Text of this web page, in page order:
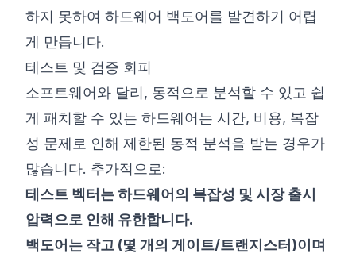
하지 못하여 하드웨어 백도어를 발견하기 어렵
게 만듭니다.
테스트 및 검증 회피
소프트웨어와 달리, 동적으로 분석할 수 있고 쉽
게 패치할 수 있는 하드웨어는 시간, 비용, 복잡
성 문제로 인해 제한된 동적 분석을 받는 경우가
많습니다. 추가적으로:
테스트 벡터는 하드웨어의 복잡성 및 시장 출시
압력으로 인해 유한합니다.
백도어는 작고 (몇 개의 게이트/트랜지스터)이며